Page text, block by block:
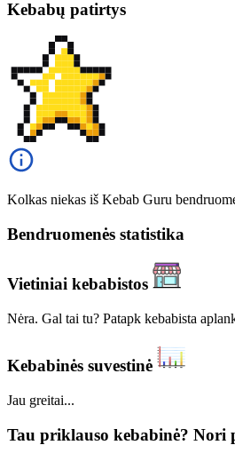
Kebabų patirtys
Kolkas niekas iš Kebab Guru
Bendruomenės statistika
Vietiniai kebabistos
Nėra. Gal tai tu? Patapk kebabista
Kebabinės suvestinė
Jau greitai...
Tau priklauso kebabinė? Nori